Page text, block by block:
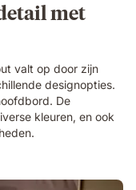
met
valt op door zijn
designopties.
De
kleuren, en ook